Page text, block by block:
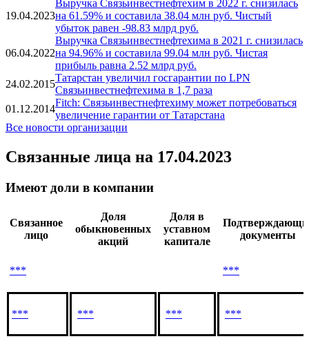
19.04.2023
Выручка Связьинвестнефтехим в 2022 г. снизилась
на 61.59% и составила 38.04 млн руб. Чистый
убыток равен -98.83 млрд руб.
06.04.2022
Выручка Связьинвестнефтехима в 2021 г. снизилась
на 94.96% и составила 99.04 млн руб. Чистая
прибыль равна 2.52 млрд руб.
24.02.2015
Татарстан увеличил госгарантии по LPN
Связьинвестнефтехима в 1,7 раза
01.12.2014
Fitch: Связьинвестнефтехиму может потребоваться
увеличение гарантии от Татарстана
Все новости организации
Связанные лица на 17.04.2023
Имеют доли в компании
Связанное
лицо
Доля
обыкновенных
акций
Доля в
уставном
капитале
документы
*** ***
*** *** *** ***